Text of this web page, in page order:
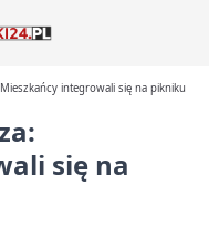
integrowali się na pikniku
się na